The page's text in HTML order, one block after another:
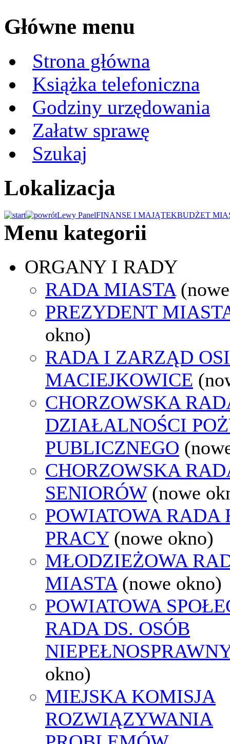
Główne menu
Strona główna
Książka telefoniczna
Godziny urzędowania
Załatw sprawę
Szukaj
Lokalizacja
Lewy PanelFINANSE I MAJĄTEKBUDŻET
Menu kategorii
ORGANY I RADY
RADA MIASTA
PREZYDENT
okno)
RADA I ZARZĄD
MACIEJKOWICE
CHORZOWSKA
DZIAŁALNOŚCI
PUBLICZNEGO
CHORZOWSKA
SENIORÓW (nowe
POWIATOWA RADA
PRACY (nowe okno)
MŁODZIEŻOWA
MIASTA (nowe okno)
POWIATOWA
RADA DS. OSÓB
okno)
MIEJSKA KOMISJA
ROZWIĄZYWANIA